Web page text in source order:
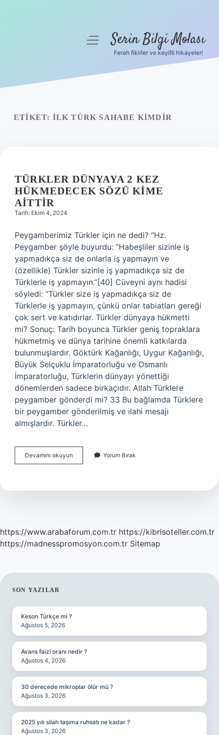
Yasal Uyarı
menüyüSerin Bilgi Molası
Ferah fikirler ve keyifli hikayeler!
ETIKET: İLK TÜRK SAHABE KIMDIR
TÜRKLER DÜNYAYA 2 KEZ
HÜKMEDECEK SÖZÜ KIME
AITTIR
Tarih: Ekim 4, 2024
Peygamberimiz Türkler için ne dedi? “Hz.
Peygamber şöyle buyurdu: “Habeşliler sizinle iş
yapmadıkça siz de onlarla iş yapmayın ve
(özellikle) Türkler sizinle iş yapmadıkça siz de
Türklerle iş yapmayın.”[40] Cüveyni aynı hadisi
söyledi: “Türkler size iş yapmadıkça siz de
Türklerle iş yapmayın, çünkü onlar tabiatları gereği
çok sert ve katıdırlar. Türkler dünyaya hükmetti
mi? Sonuç: Tarih boyunca Türkler geniş topraklara
hükmetmiş ve dünya tarihine önemli katkılarda
bulunmuşlardır. Göktürk Kağanlığı, Uygur Kağanlığı,
Büyük Selçuklu İmparatorluğu ve Osmanlı
İmparatorluğu, Türklerin dünyayı yönettiği
dönemlerden sadece birkaçıdır. Allah Türklere
peygamber gönderdi mi? 33 Bu bağlamda Türklere
bir peygamber gönderilmiş ve ilahi mesajı
almışlardır. Türkler…
Devamını okuyun
Dünyaya
Hükmedecek
Yorum Bırak
https://www.arabaforum.com.tr https://kibrisoteller.com.tr
https://madnesspromosyon.com.tr Sitemap
SIDEBAR
SON YAZILAR
Keson Türkçe mi ?
Ağustos 5, 2026
Avans faizi oranı nedir ?
Ağustos 4, 2026
30 derecede mikroplar ölür mü ?
Ağustos 3, 2026
2025 yılı silah taşıma ruhsatı ne kadar ?
Ağustos 3, 2026